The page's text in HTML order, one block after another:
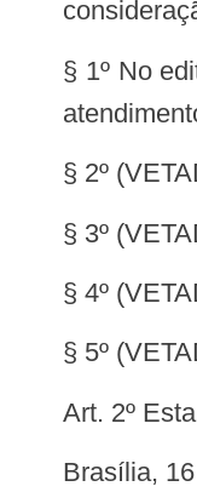
§ 1º No
§ 2º
§ 3º
§ 4º
§ 5º
Art. 2º
Brasília,